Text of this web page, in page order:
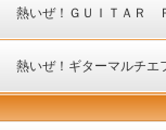
入してみました！
熱いぜ！ＧＵＩＴＡＲ
熱いぜ！ギターマルチ